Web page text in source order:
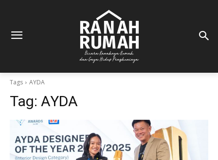
Tags AYDA
Tag: AYDA